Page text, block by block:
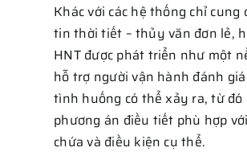
Khác với các hệ thống chỉ cung
tin thời tiết – thủy văn đơn lẻ,
HNT được phát triển như một
hỗ trợ người vận hành đánh giá
tình huống có thể xảy ra, từ đó
phương án điều tiết phù hợp
chứa và điều kiện cụ thể.